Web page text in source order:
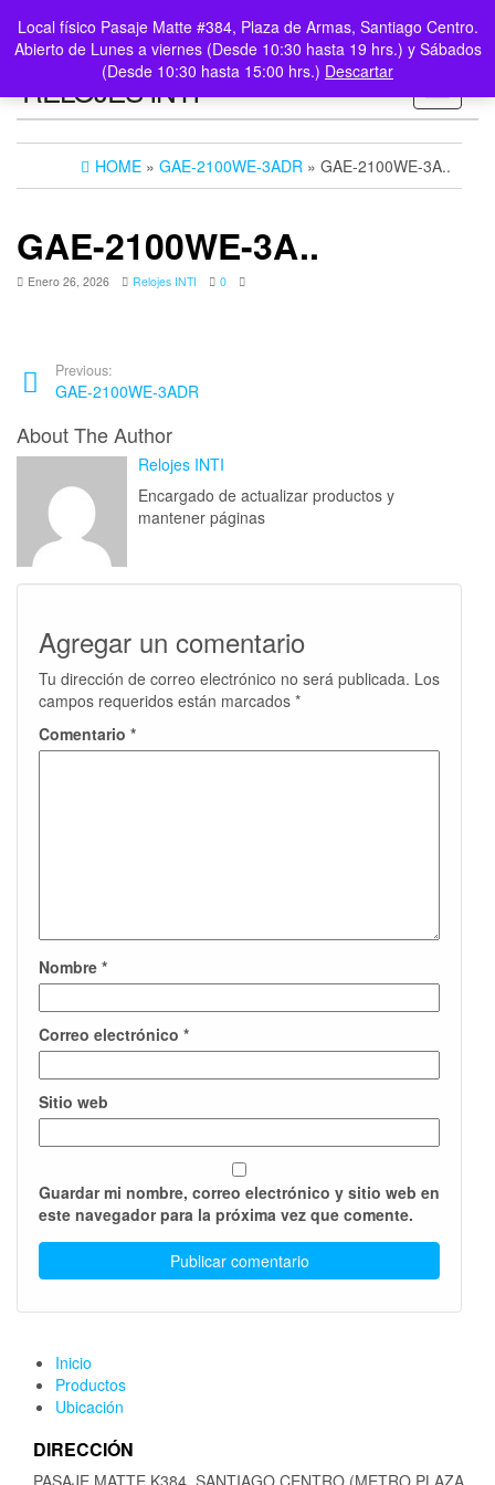
Local físico Pasaje Matte #384, Plaza de Armas, Santiago Centro.
Abierto de Lunes a viernes (Desde 10:30 hasta 19 hrs.) y Sábados
(Desde 10:30 hasta 15:00 hrs.) Descartar
LOGIN /
REGISTER
0
$0
Toggle
RELOJES INTI
HOME » GAE-2100WE-3ADR » GAE-2100WE-3A..
GAE-2100WE-3A..
Enero 26, 2026 Relojes INTI 0
Previous:
GAE-2100WE-3ADR
About The Author
Relojes INTI
Encargado de actualizar productos y
mantener páginas
Agregar un comentario
Tu dirección de correo electrónico no será publicada. Los
campos requeridos están marcados *
Comentario *
Nombre *
Correo electrónico *
Sitio web
Guardar mi nombre, correo electrónico y sitio web en
este navegador para la próxima vez que comente.
Inicio
Productos
Ubicación
DIRECCIÓN
PASAJE MATTE K384, SANTIAGO CENTRO (METRO PLAZA